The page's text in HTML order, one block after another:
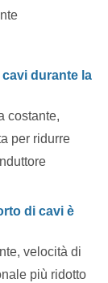
durante la
costante,
per ridurre
di cavi è
velocità di
più ridotto